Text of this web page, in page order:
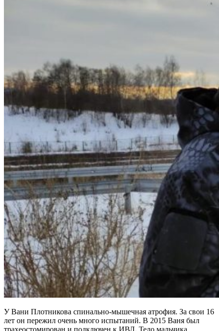
У Вани Плотникова спинально-мышечная атрофия. За свои 16
лет он пережил очень много испытаний. В 2015 Ваня был
трахеостомирован и подключен к ИВЛ. Тело мальчика